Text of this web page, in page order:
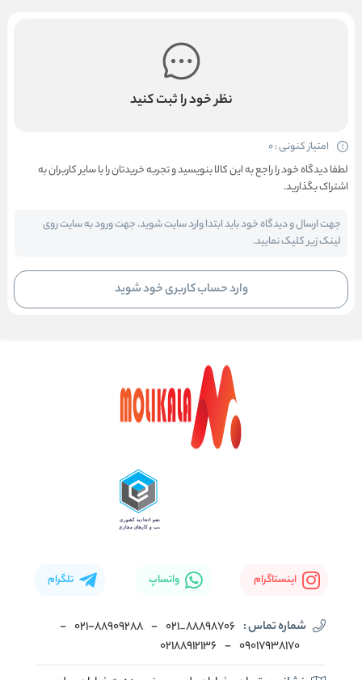
نظر خود را ثبت کنید
امتیاز کنونی : 0
لطفا دیدگاه خود را راجع به این کالا بنویسید و تجربه خریدتان را با سایر کاربران به
اشتراک بگذارید.
جهت ارسال و دیدگاه خود باید ابتدا وارد سایت شوید. جهت ورود به سایت روی
لینک زیر کلیک نمایید.
وارد حساب کاربری خود شوید
اینستاگرام واتساپ تلگرام
شماره تماس : 88898706_021
- ۰۲۱-۸۸۹۰۹۲۸۸ -
۰۹۰۱۷۹۳۸۱۷۰ -
02188912136